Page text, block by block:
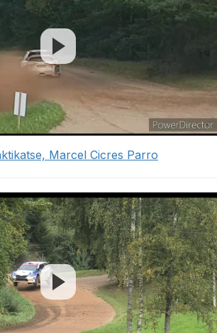
Marcel Cicres Parro